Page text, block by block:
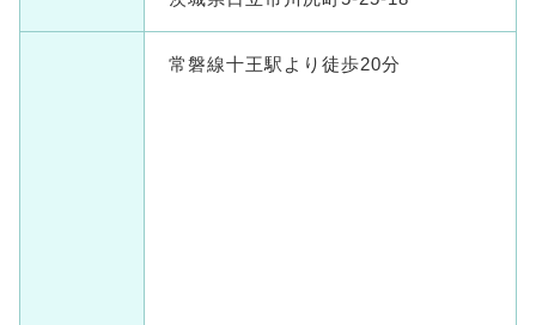
常磐線十王駅より徒歩20分